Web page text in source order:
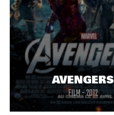
AVENGERS
FILM - 2012